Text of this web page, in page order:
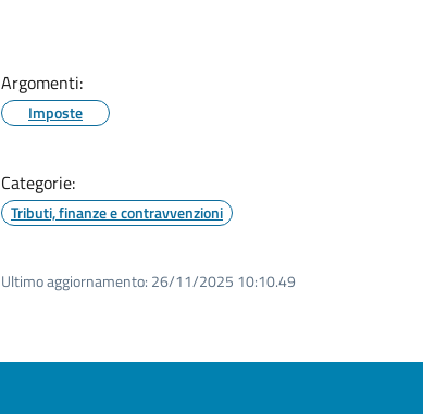
Argomenti:
Imposte
Categorie:
Tributi, finanze e contravvenzioni
Ultimo aggiornamento: 26/11/2025 10:10.49